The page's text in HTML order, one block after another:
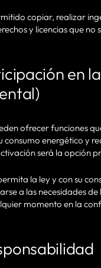
copiar, realizar
y licencias que no
en
ofrecer funciones
consumo energético y
será la opción
la ley y con su
a las necesidades
momento en la